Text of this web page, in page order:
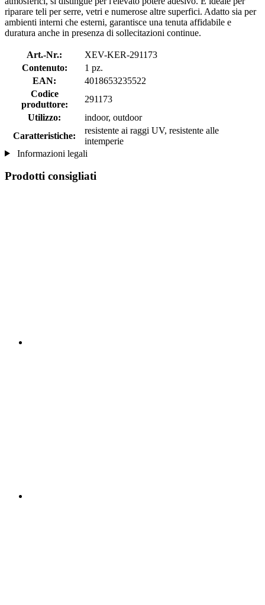
riparare teli per serre, vetri e numerose altre superfici. Adatto sia per
ambienti interni che esterni, garantisce una tenuta affidabile e
duratura anche in presenza di sollecitazioni continue.
Art.-Nr.:
XEV-KER-291173
Contenuto:
1 pz.
EAN:
4018653235522
Codice
produttore:
291173
Utilizzo:
indoor, outdoor
Caratteristiche:
resistente ai raggi UV, resistente alle
intemperie
Informazioni legali
Prodotti consigliati